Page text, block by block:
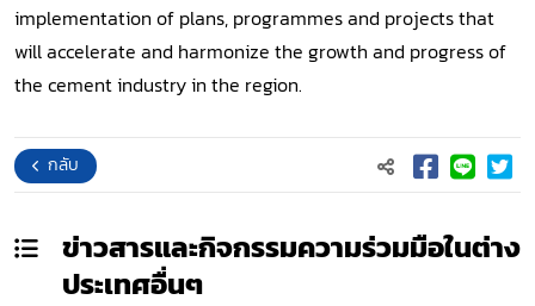
implementation of plans, programmes and projects that
will accelerate and harmonize the growth and progress of
the cement industry in the region.
กลับ
ข่าวสารและกิจกรรมความร่วมมือในต่าง
ประเทศอื่นๆ